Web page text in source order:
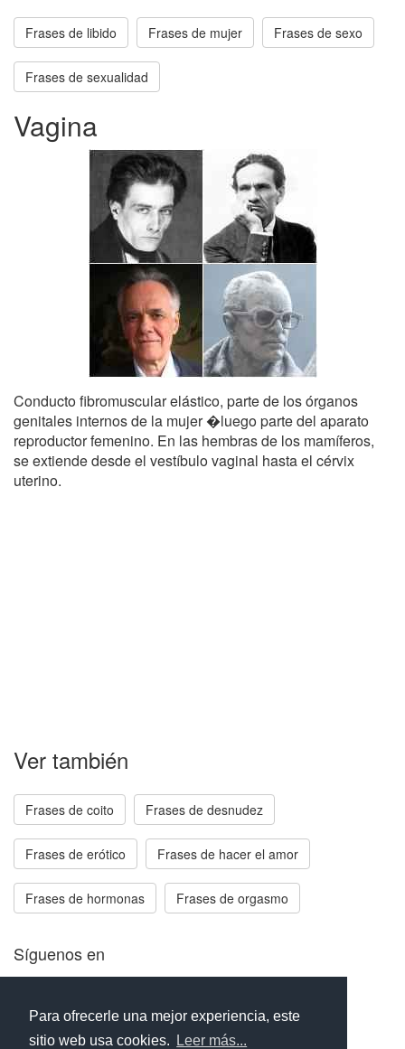
Para ofrecerle una mejor experiencia, este
sitio web usa cookies.
Leer más...
Frases de libido Frases de mujer Frases de sexo
Frases de sexualidad
Vagina
Conducto fibromuscular elástico, parte de los órganos
genitales internos de la mujer �luego parte del aparato
reproductor femenino. En las hembras de los mamíferos,
se extiende desde el vestíbulo vaginal hasta el cérvix
uterino.
Ver también
Frases de coito Frases de desnudez
Frases de erótico Frases de hacer el amor
Frases de hormonas Frases de orgasmo
Síguenos en